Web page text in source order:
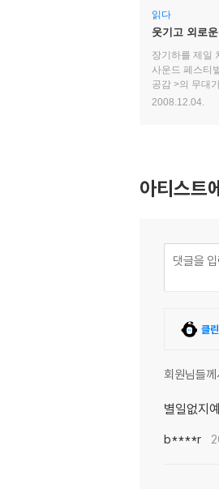
읽다
웃기고 외로
장기하를 제일
사운드 페스티
공감 >의 무대
장기하는 화제
2008.12.04.
아티스트
클
회원님들
별일없지
b****r